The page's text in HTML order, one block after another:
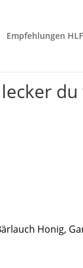
Empfehlungen HLF
Honig,